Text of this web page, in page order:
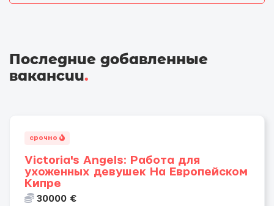
Последние добавленные
вакансии.
срочно
Victoria's Angels: Работа для
ухоженных девушек На Европейском
Кипре
30000 €